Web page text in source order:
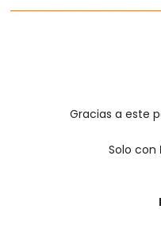
Gracias a este
Solo con